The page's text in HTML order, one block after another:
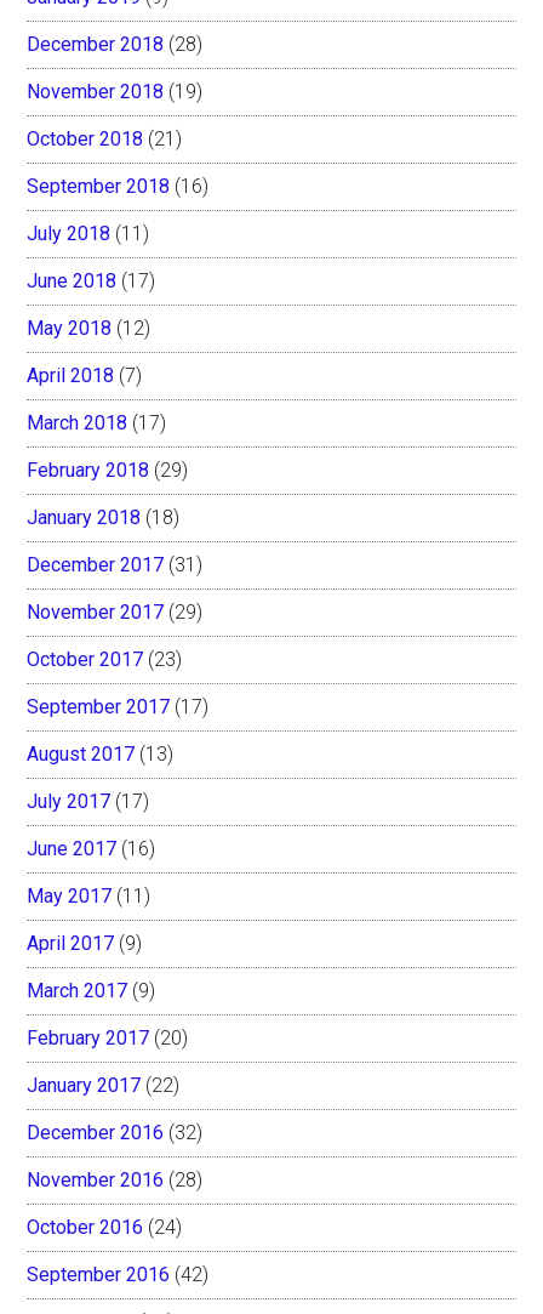
December 2018 (28)
November 2018 (19)
October 2018 (21)
September 2018 (16)
July 2018 (11)
June 2018 (17)
May 2018 (12)
April 2018 (7)
March 2018 (17)
February 2018 (29)
January 2018 (18)
December 2017 (31)
November 2017 (29)
October 2017 (23)
September 2017 (17)
August 2017 (13)
July 2017 (17)
June 2017 (16)
May 2017 (11)
April 2017 (9)
March 2017 (9)
February 2017 (20)
January 2017 (22)
December 2016 (32)
November 2016 (28)
October 2016 (24)
September 2016 (42)